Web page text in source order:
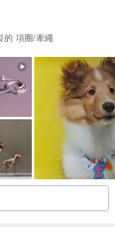
36-40
41-45
的 項圈/牽繩